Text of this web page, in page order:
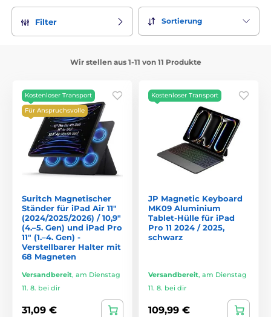
Filter Sortierung
Wir stellen aus 1-11 von 11 Produkte
Kostenloser Transport
Für Anspruchsvolle
Suritch Magnetischer
Ständer für iPad Air 11″
(2024/2025/2026) / 10,9″
(4.–5. Gen) und iPad Pro
11″ (1.–4. Gen) -
Verstellbarer Halter mit
68 Magneten
Versandbereit, am Dienstag
11. 8. bei dir
31,09 €
Kostenloser Transport
JP Magnetic Keyboard
MK09 Aluminium
Tablet-Hülle für iPad
Pro 11 2024 / 2025,
schwarz
Versandbereit, am Dienstag
11. 8. bei dir
109,99 €